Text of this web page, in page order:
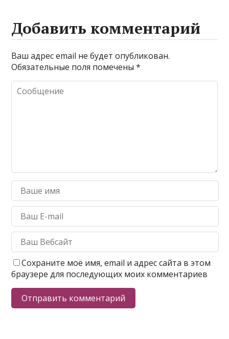
Добавить комментарий
Ваш адрес email не будет опубликован.
Обязательные поля помечены*
Сохраните моё имя, email и адрес сайта в этом
браузере для последующих моих комментариев